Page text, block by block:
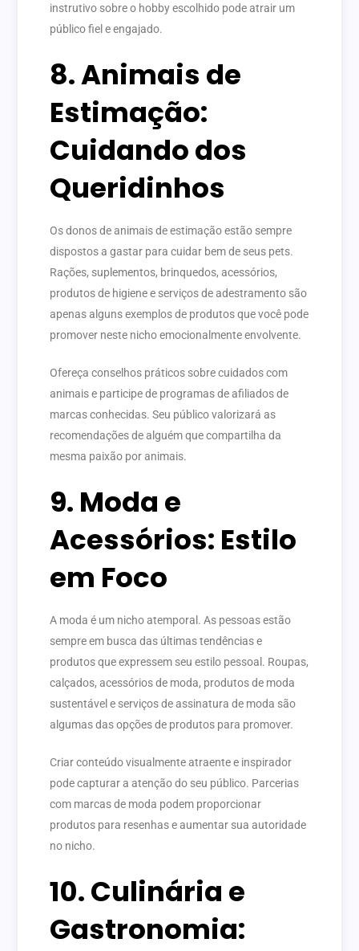
instrutivo sobre o hobby escolhido pode atrair um
público fiel e engajado.
8. Animais de
Estimação:
Cuidando dos
Queridinhos
Os donos de animais de estimação estão sempre
dispostos a gastar para cuidar bem de seus pets.
Rações, suplementos, brinquedos, acessórios,
produtos de higiene e serviços de adestramento são
apenas alguns exemplos de produtos que você pode
promover neste nicho emocionalmente envolvente.
Ofereça conselhos práticos sobre cuidados com
animais e participe de programas de afiliados de
marcas conhecidas. Seu público valorizará as
recomendações de alguém que compartilha da
mesma paixão por animais.
9. Moda e
Acessórios: Estilo
em Foco
A moda é um nicho atemporal. As pessoas estão
sempre em busca das últimas tendências e
produtos que expressem seu estilo pessoal. Roupas,
calçados, acessórios de moda, produtos de moda
sustentável e serviços de assinatura de moda são
algumas das opções de produtos para promover.
Criar conteúdo visualmente atraente e inspirador
pode capturar a atenção do seu público. Parcerias
com marcas de moda podem proporcionar
produtos para resenhas e aumentar sua autoridade
no nicho.
10. Culinária e
Gastronomia: